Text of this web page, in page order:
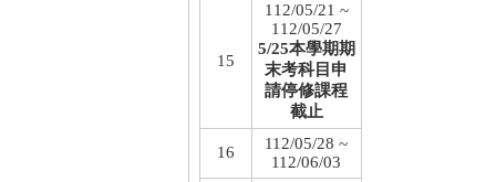
15
112/05/21 ~
112/05/27
5/25本學期期
末考科目申
請停修課程
截止
16
112/05/28 ~
112/06/03